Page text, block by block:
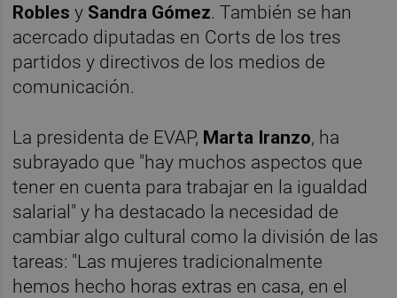
Roblesy Sandra Gómez. También se han
acercado diputadas en Corts de los tres
partidos y directivos de los medios de
comunicación.
La presidenta de EVAP, Marta Iranzo, ha
subrayado que "hay muchos aspectos que
tener en cuenta para trabajar en la igualdad
salarial" y ha destacado la necesidad de
cambiar algo cultural como la división de las
tareas: "Las mujeres tradicionalmente
hemos hecho horas extras en casa, en el